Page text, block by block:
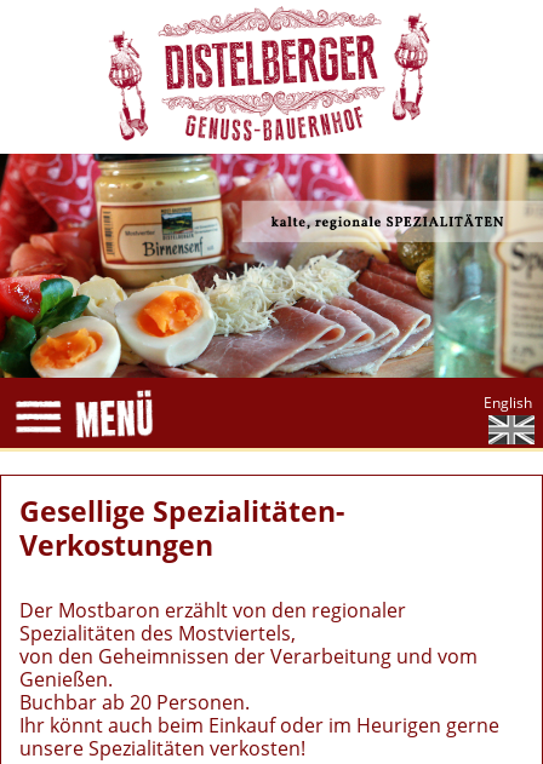
English
Gesellige Spezialitäten-
Verkostungen
Der Mostbaron erzählt von den regionaler
Spezialitäten des Mostviertels,
von den Geheimnissen der Verarbeitung und vom
Genießen.
Buchbar ab 20 Personen.
Ihr könnt auch beim Einkauf oder im Heurigen gerne
unsere Spezialitäten verkosten!